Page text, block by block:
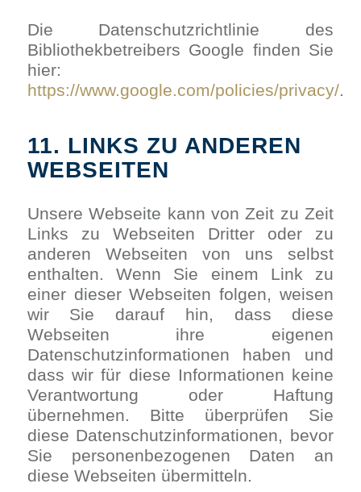
Die Datenschutzrichtlinie des
Bibliothekbetreibers Google finden Sie
hier:
https://www.google.com/policies/privacy/.
11. LINKS ZU ANDEREN
WEBSEITEN
Unsere Webseite kann von Zeit zu Zeit
Links zu Webseiten Dritter oder zu
anderen Webseiten von uns selbst
enthalten. Wenn Sie einem Link zu
einer dieser Webseiten folgen, weisen
wir Sie darauf hin, dass diese
Webseiten ihre eigenen
Datenschutzinformationen haben und
dass wir für diese Informationen keine
Verantwortung oder Haftung
übernehmen. Bitte überprüfen Sie
diese Datenschutzinformationen, bevor
Sie personenbezogenen Daten an
diese Webseiten übermitteln.